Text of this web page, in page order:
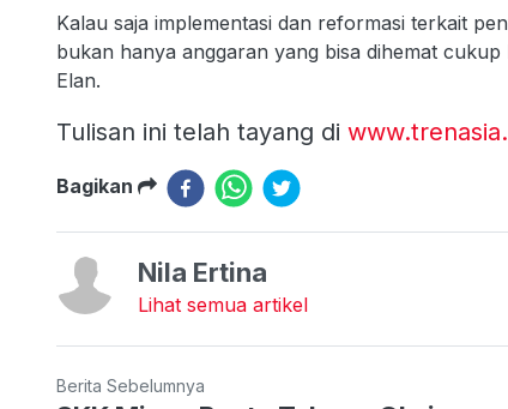
Kalau saja implementasi dan reformasi terkait
bukan hanya anggaran yang bisa dihemat
Elan.
Tulisan ini telah tayang di
Bagikan
Nila Ertina
Lihat semua artikel
Berita Sebelumnya